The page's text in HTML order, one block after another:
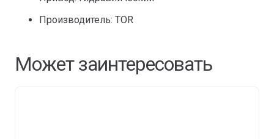
Производитель: TOR
Может заинтересовать